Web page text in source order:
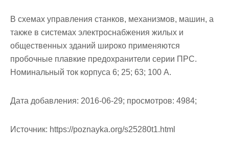
В схемах управления станков, механизмов, машин, а
также в системах электроснабжения жилых и
общественных зданий широко применяются
пробочные плавкие предохранители серии ПРС.
Номи­нальный ток корпуса 6; 25; 63; 100 А.
Дата добавления: 2016-06-29; просмотров: 4984;
Источник: https://poznayka.org/s25280t1.html